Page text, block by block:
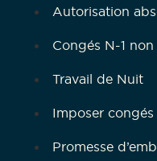
Autorisation
Congés N-1
Travail de Nuit
Imposer congés
Promesse